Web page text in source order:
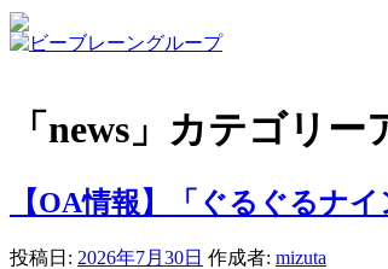
「 news 」カテゴリー
【OA情報】「ぐるぐるナ
投稿日: 2026年7月30日 作成者: mizuta